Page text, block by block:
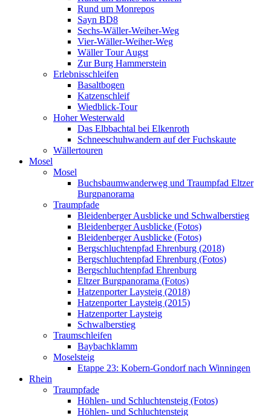
Rund um Monrepos
Sayn BD8
Sechs-Wäller-Weiher-Weg
Vier-Wäller-Weiher-Weg
Wäller Tour Augst
Zur Burg Hammerstein
Erlebnisschleifen
Basaltbogen
Katzenschleif
Wiedblick-Tour
Hoher Westerwald
Das Elbbachtal bei Elkenroth
Schneeschuhwandern auf der Fuchskaute
Wällertouren
Mosel
Mosel
Buchsbaumwanderweg und Traumpfad Eltzer
Burgpanorama
Traumpfade
Bleidenberger Ausblicke und Schwalberstieg
Bleidenberger Ausblicke (Fotos)
Bleidenberger Ausblicke (Fotos)
Bergschluchtenpfad Ehrenburg (2018)
Bergschluchtenpfad Ehrenburg (Fotos)
Bergschluchtenpfad Ehrenburg
Eltzer Burgpanorama (Fotos)
Hatzenporter Laysteig (2018)
Hatzenporter Laysteig (2015)
Hatzenporter Laysteig
Schwalberstieg
Traumschleifen
Baybachklamm
Moselsteig
Etappe 23: Kobern-Gondorf nach Winningen
Rhein
Traumpfade
Höhlen- und Schluchtensteig (Fotos)
Höhlen- und Schluchtensteig